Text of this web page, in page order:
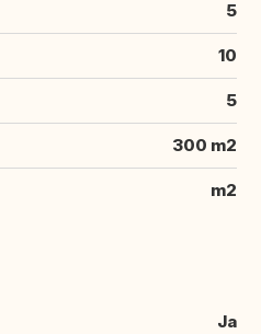
5
10
5
300 m2
m2
Ja